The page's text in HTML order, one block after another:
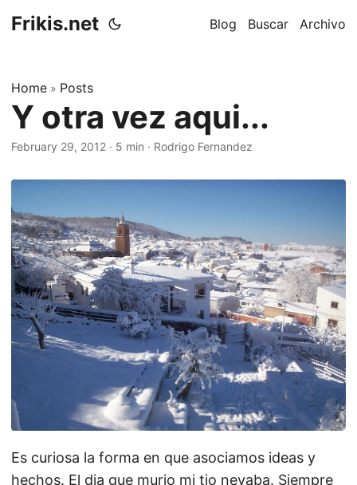
Frikis.net Blog Buscar Archivo
Home » Posts
Y otra vez aqui...
February 29, 2012 · 5 min · Rodrigo Fernandez
Es curiosa la forma en que asociamos ideas y
hechos. El dia que murio mi tio nevaba. Siempre